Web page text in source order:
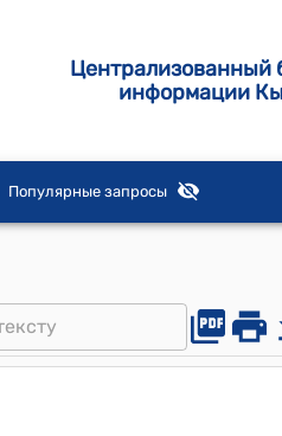
Централизованный
информации
Популярные запросы